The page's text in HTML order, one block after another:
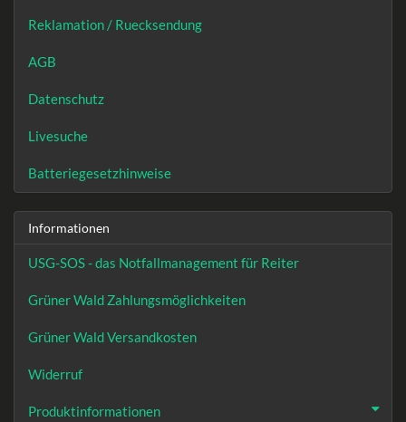
Reklamation / Ruecksendung
AGB
Datenschutz
Livesuche
Batteriegesetzhinweise
Informationen
USG-SOS - das Notfallmanagement für Reiter
Grüner Wald Zahlungsmöglichkeiten
Grüner Wald Versandkosten
Widerruf
Produktinformationen